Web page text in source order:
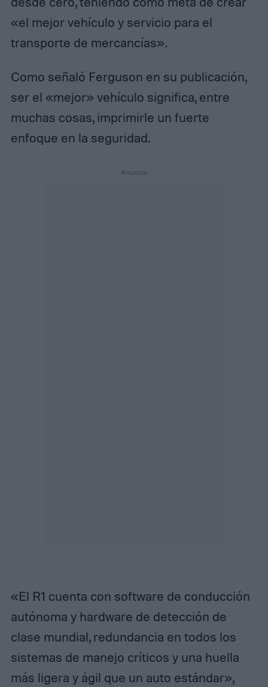
«el mejor vehículo y servicio para el
transporte de mercancías».
Como señaló Ferguson en su publicación,
ser el «mejor» vehículo significa, entre
muchas cosas, imprimirle un fuerte
enfoque en la seguridad.
«El R1 cuenta con software de conducción
autónoma y hardware de detección de
clase mundial, redundancia en todos los
sistemas de manejo críticos y una huella
más ligera y ágil que un auto estándar»,